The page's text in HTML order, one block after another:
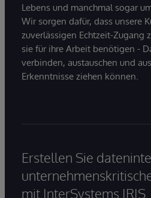
Lebens und manchmal sogar
Wir sorgen dafür, dass unsere
zuverlässigen Echtzeit-Zugang
sie für ihre Arbeit benötigen -
verbinden, austauschen und
Erkenntnisse ziehen können.
Erstellen Sie
mit InterSystems